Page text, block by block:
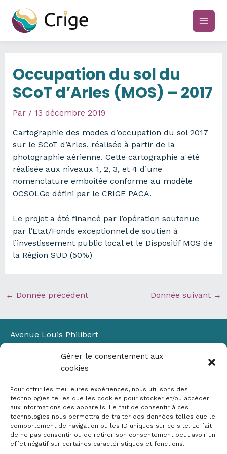
Gérer le consentement aux
cookies
Pour offrir les meilleures expériences, nous utilisons des
technologies telles que les cookies pour stocker et/ou accéder
aux informations des appareils. Le fait de consentir à ces
technologies nous permettra de traiter des données telles que le
comportement de navigation ou les ID uniques sur ce site. Le fait
de ne pas consentir ou de retirer son consentement peut avoir un
effet négatif sur certaines caractéristiques et fonctions.
contenu
main
Occupation du sol du
SCoT d’Arles (MOS) – 2017
Par / 13 décembre 2019
Cartographie des modes d’occupation du sol 2017
sur le SCoT d’Arles, réalisée à partir de la
photographie aérienne. Cette cartographie a été
réalisée aux niveaux 1, 2, 3, et 4 d’une
nomenclature emboitée conforme au modèle
OCSOLGe défini par le CRIGE PACA.
Le projet a été financé par l’opération soutenue
par l’Etat/Fonds exceptionnel de soutien à
l’investissement public local et le Dispositif MOS de
la Région SUD (50%)
← Donnée précédent Donnée suivant →
Avenue Louis Philibert
Bâtiment Laennec
13100 Aix-en-Provence
✉ contact@crige-paca.org